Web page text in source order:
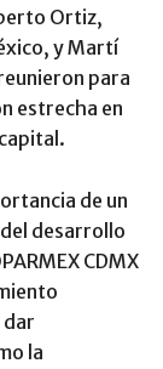
Ortiz,
y Martí
para
estrecha en
de un
desarrollo
CDMX
dar
la